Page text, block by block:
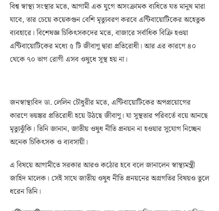
বিশ্ব স্বাস্থ্য সংস্থার মতে, আগামী এক যুগে অসংক্রামক ব্যধিতে যত মানুষ মারা
যাবে, তার চেয়ে কয়েকগুন বেশি মৃত্যুবরণ করবে এন্টিবায়োটিকের অহেতুক
ব্যবহারে। বিশেষজ্ঞ চিকিৎসকদের মতে, বাজারে সর্বাধিক বিক্রি হওয়া
এন্টিবায়োটিকের মধ্যে ৫ টি জীবাণু দ্বারা প্রতিরোধী। আর এর কারণে ৪০
থেকে ৭০ ভাগ রোগী এসব ওষুধে সুস্থ হয় না।
জনস্বাস্থ্যবিদ ডা. লেলিন চৌধুরীর মতে, এন্টিবায়োটিকের অপপ্রয়োগের
কারণে ভয়ঙ্কর প্রতিরোধী হয়ে উঠছে জীবাণু। যা সুস্থতার পরিবর্তে বয়ে আনছে
মৃত্যুঝুঁকি। তিনি জানান, জাতীয় ওষুধ নীতি প্রনয়ন না হওয়ার সুযোগ নিচ্ছেন
অনেক চিকিৎসক ও ব্যবসায়ী।
এ বিষয়ে আগামীতে সরকার আরও কঠোর হবে বলে জানালেন স্বাস্থ্যমন্ত্রী
জাহিদ মালেক। সেই সাথে জাতীয় ওষুধ নীতি প্রনয়নের অগ্রগতির বিষয়ও তুলে
ধরেন তিনি।